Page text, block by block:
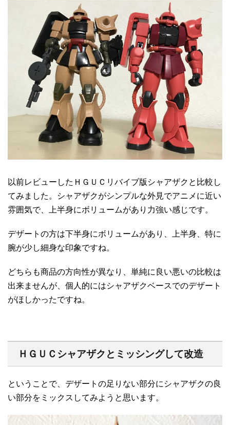
以前レビューしたＨＧＵＣリバイブ版シャアザクと比較し
てみました。シャアザクがシンプルな外見でアニメに近い
雰囲気で、上半身にボリュームがあり力強い感じです。
デザートの方は下半身にボリュームがあり、上半身、特に
腕が少し細身な印象ですね。
どちらも商品の方向性が異なり、単純に良い悪いの比較は
出来ませんが、個人的にはシャアザクベースでのデザート
がほしかったですね。
ＨＧＵＣシャアザクとミッシングして改造
ということで、デザートの足りない部分にシャアザクの良
い部分をミックスしてみようと思います。